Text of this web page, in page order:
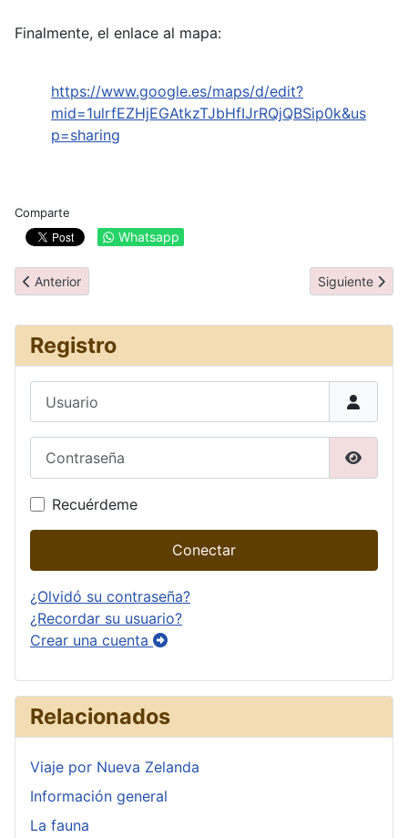
Finalmente, el enlace al mapa:
https://www.google.es/maps/d/edit?
mid=1ulrfEZHjEGAtkzTJbHfIJrRQjQBSip0k&us
p=sharing
Comparte
Whatsapp
Artículo anterior: Itinerario
Anterior Artículo
Siguiente
Registro
Recuérdeme
Conectar
¿Olvidó su contraseña?
¿Recordar su usuario?
Crear una cuenta
Relacionados
Viaje por Nueva Zelanda
Información general
La fauna